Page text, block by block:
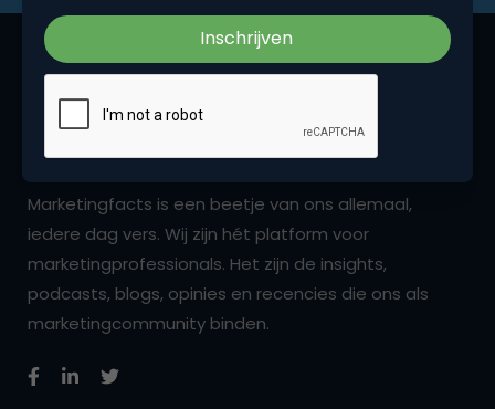
Marketingfacts is een beetje van ons allemaal,
iedere dag vers. Wij zijn hét platform voor
marketingprofessionals. Het zijn de insights,
podcasts, blogs, opinies en recencies die ons als
marketingcommunity binden.